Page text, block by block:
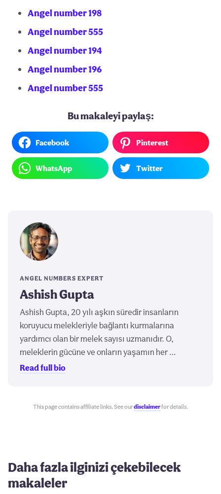
Angel number 198
Angel number 555
Angel number 194
Angel number 196
Angel number 555
Bu makaleyi paylaş:
Facebook Pinterest
WhatsApp Twitter
ANGEL NUMBERS EXPERT
Ashish Gupta
Ashish Gupta, 20 yılı aşkın süredir insanların
koruyucu melekleriyle bağlantı kurmalarına
yardımcı olan bir melek sayısı uzmanıdır. O,
meleklerin gücüne ve onların yaşamın her …
Read full bio
This page contains affiliate links. See ourdisclaimerfor details.
Daha fazla ilginizi çekebilecek
makaleler